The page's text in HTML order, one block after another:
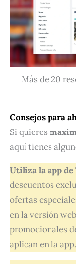
Más de 20
Consejos para
Si quieres
aquí tienes
Utiliza la app
descuentos
ofertas
en la versión
promocionales
aplican en la app.